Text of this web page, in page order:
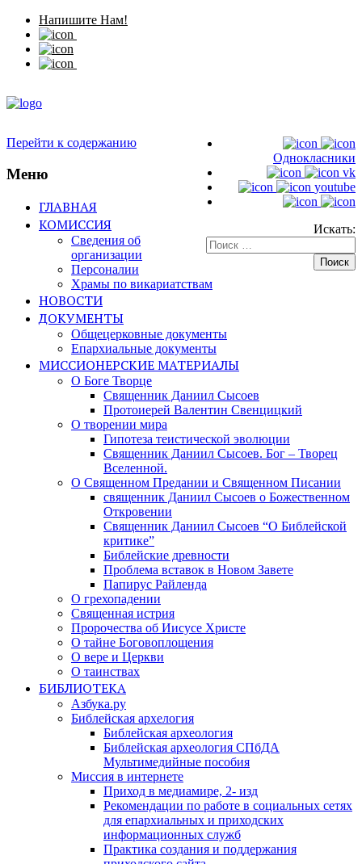
Напишите Нам!
Однокласники
vk
youtube
Искать:
Перейти к содержанию
Меню
ГЛАВНАЯ
КОМИССИЯ
Сведения об
организации
Персоналии
Храмы по викариатствам
НОВОСТИ
ДОКУМЕНТЫ
Общецерковные документы
Епархиальные документы
МИССИОНЕРСКИЕ МАТЕРИАЛЫ
О Боге Творце
Священник Даниил Сысоев
Протоиерей Валентин Свенцицкий
О творении мира
Гипотеза теистической эволюции
Священник Даниил Сысоев. Бог – Творец
Вселенной.
О Священном Предании и Священном Писании
священник Даниил Сысоев о Божественном
Откровении
Священник Даниил Сысоев “О Библейской
критике”
Библейские древности
Проблема вставок в Новом Завете
Папирус Райленда
О грехопадении
Священная истрия
Пророчества об Иисусе Христе
О тайне Боговоплощения
О вере и Церкви
О таинствах
БИБЛИОТЕКА
Азбука.ру
Библейская архелогия
Библейская археология
Библейская археология СПбДА
Мультимедийные пособия
Миссия в интернете
Приход в медиамире, 2- изд
Рекомендации по работе в социальных сетях
для епархиальных и приходских
информационных служб
Практика создания и поддержания